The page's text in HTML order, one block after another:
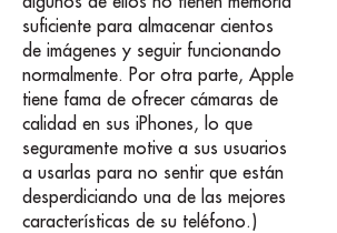
suficiente para almacenar cientos
de imágenes y seguir funcionando
normalmente. Por otra parte, Apple
tiene fama de ofrecer cámaras de
calidad en sus iPhones, lo que
seguramente motive a sus usuarios
a usarlas para no sentir que están
desperdiciando una de las mejores
características de su teléfono.)